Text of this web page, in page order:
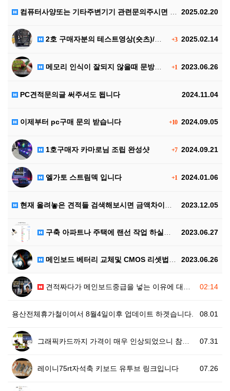
2025.02.20
컴퓨터사양또는 기타주변기기 관련문의주시면 답변드리니 많…
+32025.02.14
2호 구매자분의 테스트영상(숏츠)/상세주문내역입니다
+1 2023.06.26
메모리 인식이 잘되지 않을때 문방구용 지우개만 있으면 …
2024.11.04
PC견적문의글 써주셔도 됩니다
+102024.09.05
이제부터 pc구매 문의 받습니다
+72024.09.21
1호구매자 카마로님 조립 완성샷
+1 2024.01.06
엘가토 스트림덱 입니다
2023.12.05
현재 올려놓은 견적들 검색해보시면 금액차이가 클수 있습…
2023.06.27
구축 아파트나 주택에 랜선 작업 하실떄는 플랫타입 랜선…
2023.06.26
메인보드 베터리 교체및 CMOS 리셋법입니다
02:14
견적짜다가 메인보드중급을 넣는 이유에 대한 설명영상이 …
08.01
용산전체휴가철이여서 8월4일이후 업데이트 하겟습니다.
07.31
그래픽카드까지 가격이 매우 인상되었으니 참조하세요
07.26
레이니75rt자석축 키보드 유투브 링크입니다